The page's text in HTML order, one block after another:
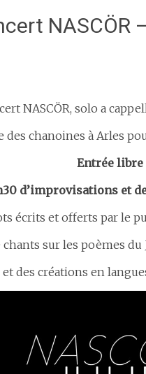
NASCÖR
NASCÖR, solo a
des chanoines à Arles
Entrée libre
d’improvisations et
écrits et offerts par le
sur les poèmes du
et des créations en